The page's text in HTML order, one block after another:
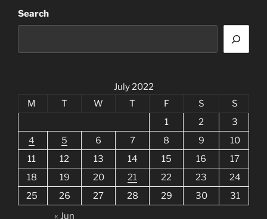
Search
July 2022
M
T W T F S
S
1
2
3
4
5 6 7 8 9
10
11
12 13 14 15 16
17
18
19 20 21 22 23
24
25
26 27 28 29 30
31
« Jun